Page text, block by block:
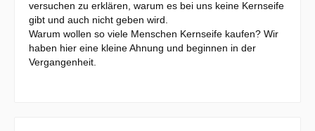
versuchen zu erklären, warum es bei uns keine Kernseife
gibt und auch nicht geben wird.
Warum wollen so viele Menschen Kernseife kaufen? Wir
haben hier eine kleine Ahnung und beginnen in der
Vergangenheit.